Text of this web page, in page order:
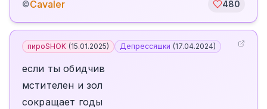
©Cavaler 480
пироSHOK (15.01.2025) Депрессяшки (17.04.2024)
если ты обидчив
мстителен и зол
сокращает годы